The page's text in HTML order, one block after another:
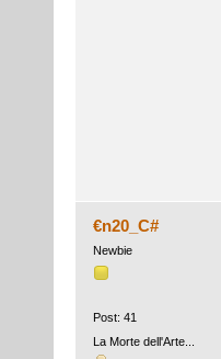
€n20_C#
Newbie
Post: 41
La Morte dell'Arte...